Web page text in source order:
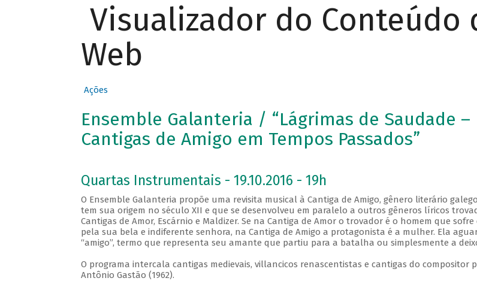
Visualizador do Conteúdo
Web
Ações
Ensemble Galanteria / “Lágrimas de Saudade –
Cantigas de Amigo em Tempos Passados”
Quartas Instrumentais - 19.10.2016 - 19h
O Ensemble Galanteria propõe uma revisita musical à Cantiga de Amigo, gênero literário
tem sua origem no século XII e que se desenvolveu em paralelo a outros gêneros líricos
Cantigas de Amor, Escárnio e Maldizer. Se na Cantiga de Amor o trovador é o homem que
pela sua bela e indiferente senhora, na Cantiga de Amigo a protagonista é a mulher. Ela
“amigo”, termo que representa seu amante que partiu para a batalha ou simplesmente a
O programa intercala cantigas medievais, villancicos renascentistas e cantigas do compositor
Antônio Gastão (1962).